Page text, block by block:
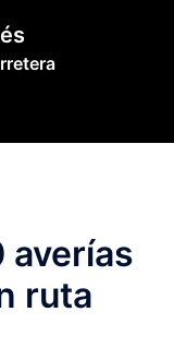
averías
ruta